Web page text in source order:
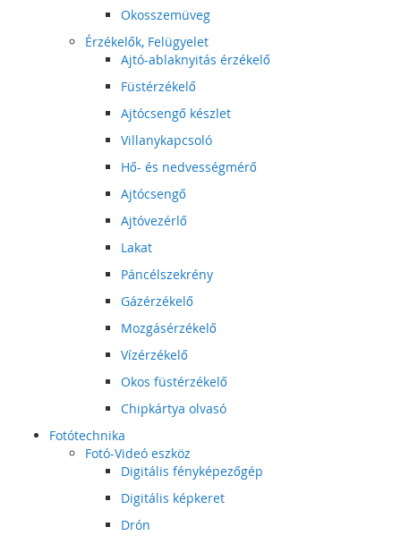
Okosszemüveg
Érzékelők, Felügyelet
Ajtó-ablaknyitás érzékelő
Füstérzékelő
Ajtócsengő készlet
Villanykapcsoló
Hő- és nedvességmérő
Ajtócsengő
Ajtóvezérlő
Lakat
Páncélszekrény
Gázérzékelő
Mozgásérzékelő
Vízérzékelő
Okos füstérzékelő
Chipkártya olvasó
Fotótechnika
Fotó-Videó eszköz
Digitális fényképezőgép
Digitális képkeret
Drón